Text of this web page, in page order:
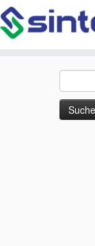
nach: